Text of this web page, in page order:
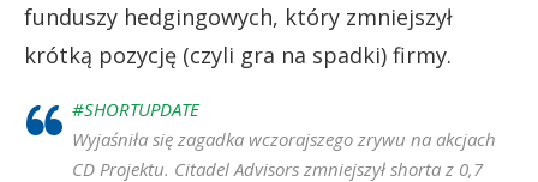
funduszy hedgingowych, który zmniejszył
krótką pozycję (czyli gra na spadki) firmy.
#SHORTUPDATE
Wyjaśniła się zagadka wczorajszego zrywu na akcjach
CD Projektu. Citadel Advisors zmniejszył shorta z 0,7